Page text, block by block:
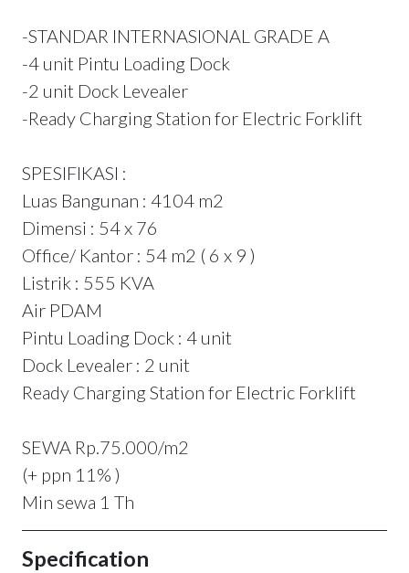
-STANDAR INTERNASIONAL GRADE A
-4 unit Pintu Loading Dock
-2 unit Dock Levealer
-Ready Charging Station for Electric Forklift
SPESIFIKASI :
Luas Bangunan : 4104 m2
Dimensi : 54 x 76
Office/ Kantor : 54 m2 ( 6 x 9 )
Listrik : 555 KVA
Air PDAM
Pintu Loading Dock : 4 unit
Dock Levealer : 2 unit
Ready Charging Station for Electric Forklift
SEWA Rp.75.000/m2
(+ ppn 11% )
Min sewa 1 Th
Specification